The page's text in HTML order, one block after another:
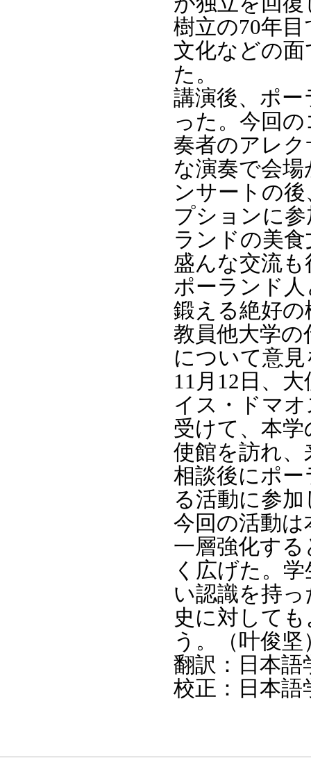
樹立の70年
文化などの
た。
講演後、ポ
った。今回
奏者のアレ
な演奏で会
ンサートの
プションに
ランドの美
盛んな交流
ポーランド
鍛える絶好
教員他大学
について意
11月12日、
イス・ドマオ
受けて、本
使館を訪れ
相談後にポ
る活動に参加
今回の活動
一層強化す
く広げた。
い認識を持
史に対して
う。（叶俊坚
翻訳：日本語
校正：日本語